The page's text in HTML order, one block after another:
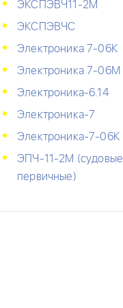
ЭКСПЭВЧ11-2М
ЭКСПЭВЧС
Электроника 7-06К
Электроника 7-06М
Электроника-6.14
Электроника-7
Электроника-7-06К
ЭПЧ-11-2М (судовые
первичные)